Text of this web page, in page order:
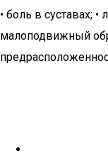
• боль в суставах; •
малоподвижный